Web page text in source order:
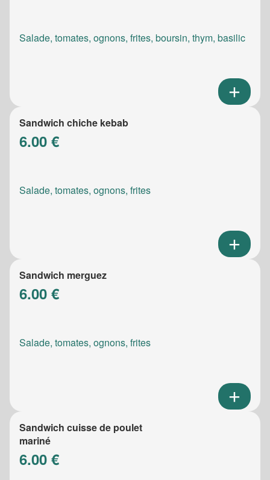
Salade, tomates, ognons, frites, boursin, thym, basilic
Sandwich chiche kebab
6.00 €
Salade, tomates, ognons, frites
Sandwich merguez
6.00 €
Salade, tomates, ognons, frites
Sandwich cuisse de poulet
mariné
6.00 €